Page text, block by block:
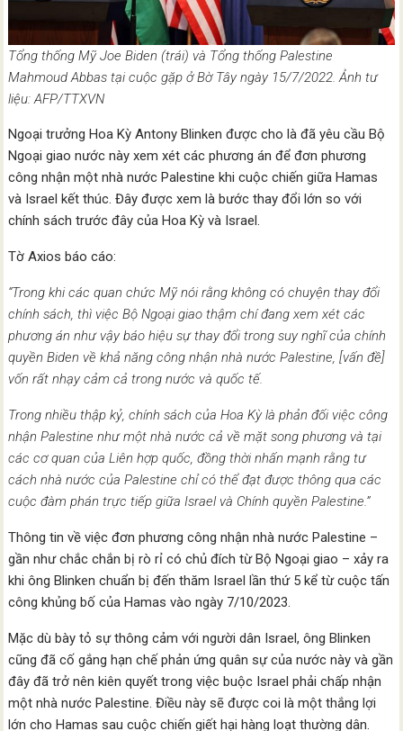
Tổng thống Mỹ Joe Biden (trái) và Tổng thống Palestine
Mahmoud Abbas tại cuộc gặp ở Bờ Tây ngày 15/7/2022. Ảnh tư
liệu: AFP/TTXVN
Ngoại trưởng Hoa Kỳ Antony Blinken được cho là đã yêu cầu Bộ
Ngoại giao nước này xem xét các phương án để đơn phương
công nhận một nhà nước Palestine khi cuộc chiến giữa Hamas
và Israel kết thúc. Đây được xem là bước thay đổi lớn so với
chính sách trước đây của Hoa Kỳ và Israel.
Tờ Axios báo cáo:
“Trong khi các quan chức Mỹ nói rằng không có chuyện thay đổi
chính sách, thì việc Bộ Ngoại giao thậm chí đang xem xét các
phương án như vậy báo hiệu sự thay đổi trong suy nghĩ của chính
quyền Biden về khả năng công nhận nhà nước Palestine, [vấn đề]
vốn rất nhạy cảm cả trong nước và quốc tế.
Trong nhiều thập kỷ, chính sách của Hoa Kỳ là phản đối việc công
nhận Palestine như một nhà nước cả về mặt song phương và tại
các cơ quan của Liên hợp quốc, đồng thời nhấn mạnh rằng tư
cách nhà nước của Palestine chỉ có thể đạt được thông qua các
cuộc đàm phán trực tiếp giữa Israel và Chính quyền Palestine.”
Thông tin về việc đơn phương công nhận nhà nước Palestine –
gần như chắc chắn bị rò rỉ có chủ đích từ Bộ Ngoại giao – xảy ra
khi ông Blinken chuẩn bị đến thăm Israel lần thứ 5 kể từ cuộc tấn
công khủng bố của Hamas vào ngày 7/10/2023.
Mặc dù bày tỏ sự thông cảm với người dân Israel, ông Blinken
cũng đã cố gắng hạn chế phản ứng quân sự của nước này và gần
đây đã trở nên kiên quyết trong việc buộc Israel phải chấp nhận
một nhà nước Palestine. Điều này sẽ được coi là một thắng lợi
lớn cho Hamas sau cuộc chiến giết hại hàng loạt thường dân.